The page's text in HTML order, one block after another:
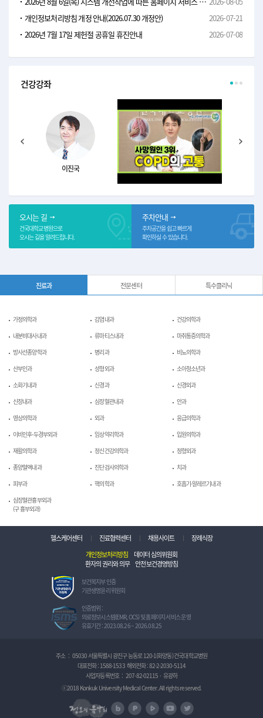
개인정보처리방침 개정 안내(2026.07.30 개정안)
2026-07-21
2026년 7월 17일 제헌절 공휴일 휴진안내
2026-07-08
건강강좌 Slide1
Slide2
이진국
오시는 길
건국대학교병원으로
오시는 길을 알려드립니다.
주차안내
주차공간을 쉽고 빠르게
확인하실 수 있습니다.
진료과 전문센터 특수클리닉
가정의학과 감염내과
건강의학과
내분비대사내과
류마티스내과
마취통증의학과
방사선종양학과
병리과
비뇨의학과
산부인과
성형외과
소아청소년과
소화기내과
신경과
신경외과
신장내과
심장혈관내과
안과
영상의학과
외과
응급의학과
이비인후-두경부외과
임상약리학과
입원의학과
재활의학과
정신건강의학과
정형외과
종양혈액내과
진단검사의학과
치과
피부과
핵의학과
호흡기-알레르기내과
심장혈관흉부외과
(구 흉부외과)
헬스케어센터 진료협력센터 채용사이트
장례식장
개인정보처리방침
데이터 심의위원회
환자의 권리와 의무
안전보건경영방침
보
건
복
지
부
인
관
생
리
보건복지부 인증
기관생명윤리 위원회
정
보
보
리
체
증
인증범위 :
의료정보시스템(EMR, OCS) 및 홈페이지 서비스 운영
유효기간 : 2023.08.26 ~ 2026.08.25
주소 : 05030 서울특별시 광진구 능동로 120-1(화양동) 건국대학교병원
대표전화 : 1588-1533해외전화 :82-2-2030-5114
사업자등록번호 : 207-82-02115 · 유광하
ⓒ2018 Konkuk University Medical Center. All rights reserved.
정오의 음악회naver blognaver postnaver TVU tube